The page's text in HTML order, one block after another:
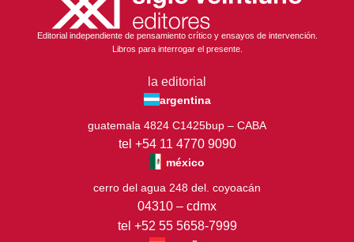
Editorial independiente de pensamiento crítico y ensayos de intervención.
Libros para interrogar el presente.
la editorial
argentina
guatemala 4824 C1425bup – CABA
tel +54 11 4770 9090
méxico
cerro del agua 248 del. coyoacán
04310 – cdmx
tel +52 55 5658-7999